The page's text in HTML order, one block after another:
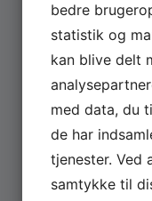
Du er også
telefon+45 4615
priser og ledighed.
Derfor skal
Jacob er en
der med stor
overskud leverer
både finurlige
Vælg
Firma
Privat
Firmanavn
bedre
statistik og
kan blive delt
med data, du
de har
tjenester. Ved
samtykke til